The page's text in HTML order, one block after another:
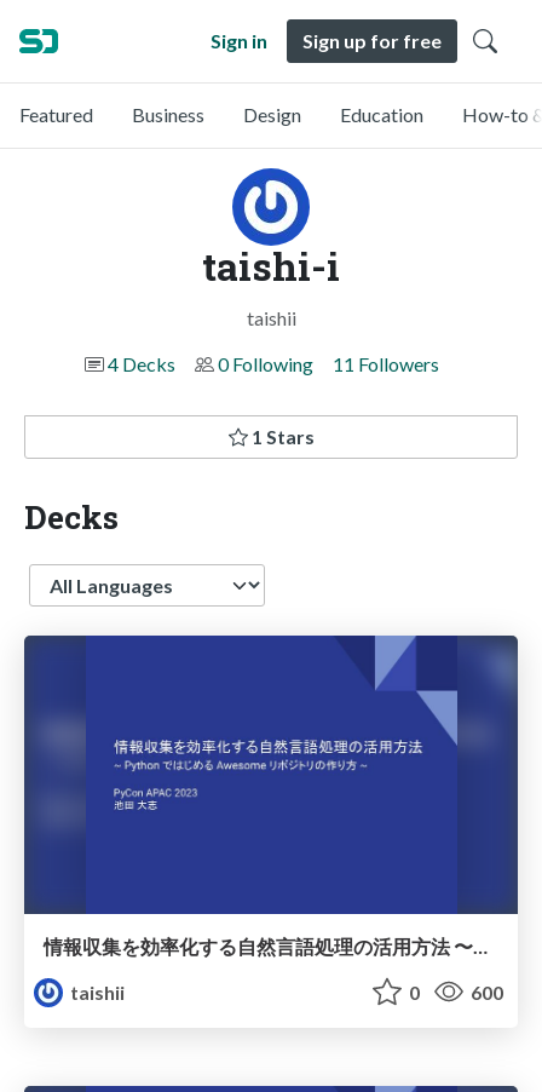
Sign in Sign up for free
Featured Business Design Education How-to
taishi-i
taishii
4 Decks
0 Following 11 Followers
1 Stars
Decks
Language
taishii
0 600